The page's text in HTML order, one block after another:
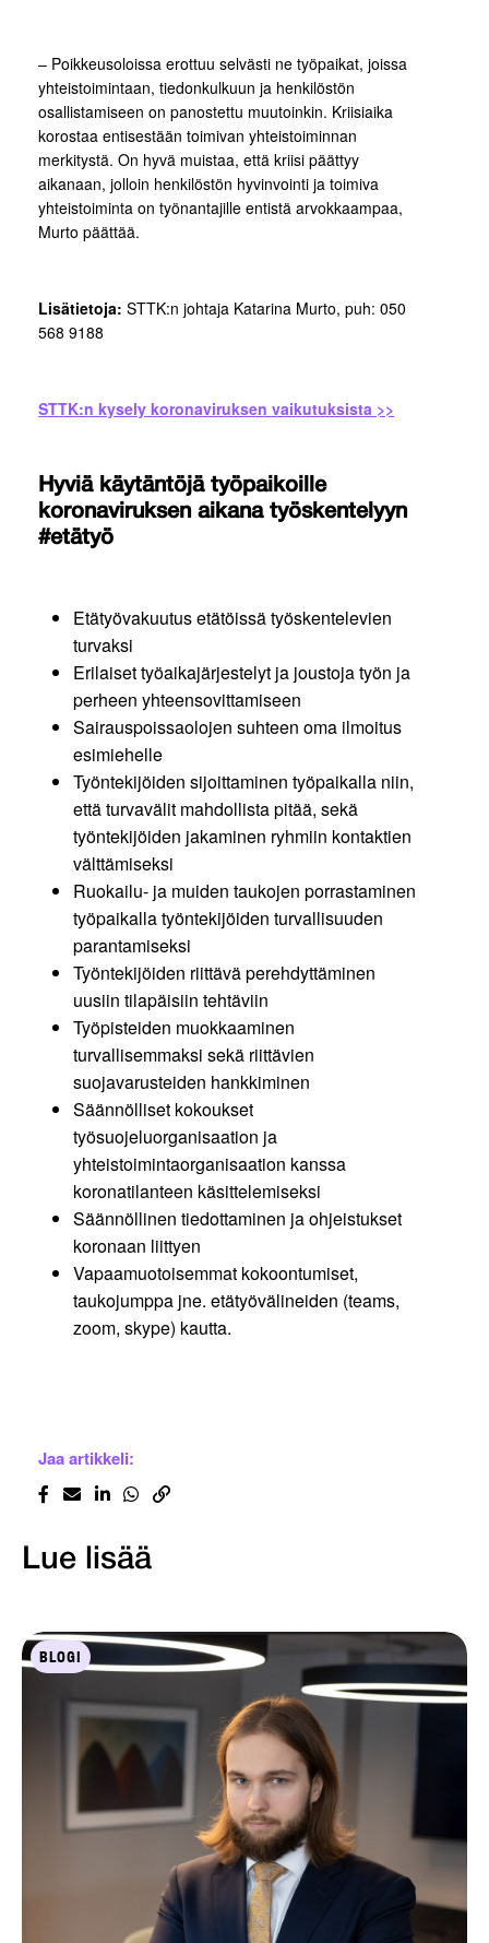
– Poikkeusoloissa erottuu selvästi ne työpaikat, joissa
yhteistoimintaan, tiedonkulkuun ja henkilöstön
osallistamiseen on panostettu muutoinkin. Kriisiaika
korostaa entisestään toimivan yhteistoiminnan
merkitystä. On hyvä muistaa, että kriisi päättyy
aikanaan, jolloin henkilöstön hyvinvointi ja toimiva
yhteistoiminta on työnantajille entistä arvokkaampaa,
Murto päättää.
Lisätietoja: STTK:n johtaja Katarina Murto, puh: 050
568 9188
STTK:n kysely koronaviruksen vaikutuksista >>
Hyviä käytäntöjä työpaikoille
koronaviruksen aikana työskentelyyn
#etätyö
Etätyövakuutus etätöissä työskentelevien
turvaksi
Erilaiset työaikajärjestelyt ja joustoja työn ja
perheen yhteensovittamiseen
Sairauspoissaolojen suhteen oma ilmoitus
esimiehelle
Työntekijöiden sijoittaminen työpaikalla niin,
että turvavälit mahdollista pitää, sekä
työntekijöiden jakaminen ryhmiin kontaktien
välttämiseksi
Ruokailu- ja muiden taukojen porrastaminen
työpaikalla työntekijöiden turvallisuuden
parantamiseksi
Työntekijöiden riittävä perehdyttäminen
uusiin tilapäisiin tehtäviin
Työpisteiden muokkaaminen
turvallisemmaksi sekä riittävien
suojavarusteiden hankkiminen
Säännölliset kokoukset
työsuojeluorganisaation ja
yhteistoimintaorganisaation kanssa
koronatilanteen käsittelemiseksi
Säännöllinen tiedottaminen ja ohjeistukset
koronaan liittyen
Vapaamuotoisemmat kokoontumiset,
taukojumppa jne. etätyövälineiden (teams,
zoom, skype) kautta.
Jaa artikkeli:
Lue lisää
BLOGI